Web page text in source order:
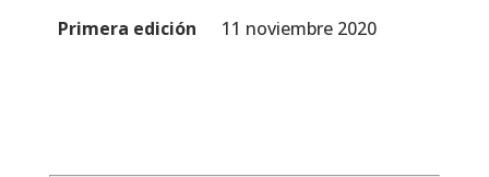
Primera edición 11 noviembre 2020